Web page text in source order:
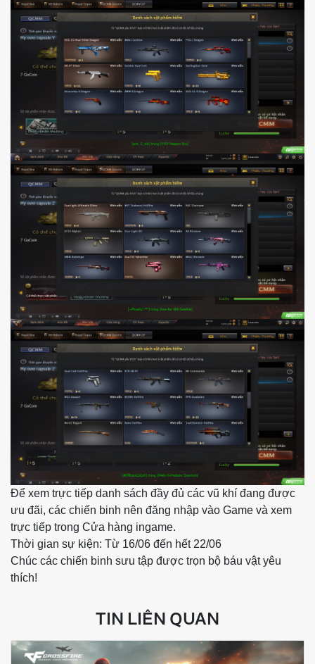
Để xem trực tiếp danh sách đầy đủ các vũ khí đang được
ưu đãi, các chiến binh nên đăng nhập vào Game và xem
trực tiếp trong Cửa hàng ingame.
Thời gian sự kiện: Từ 16/06 đến hết 22/06
Chúc các chiến binh sưu tập được trọn bộ báu vật yêu
thích!
TIN LIÊN QUAN